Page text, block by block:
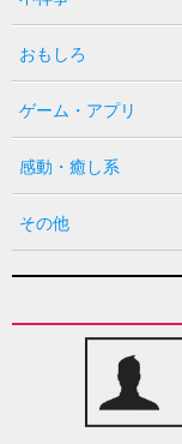
おもしろ
ゲーム・アプリ
感動・癒し系
その他